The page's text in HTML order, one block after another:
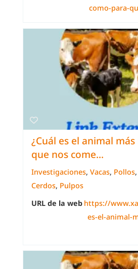
como-para-
¿Cuál es el animal
que nos come...
Investigaciones, Vacas, Pollos,
Cerdos, Pulpos
URL de la web https://
es-el-animal-